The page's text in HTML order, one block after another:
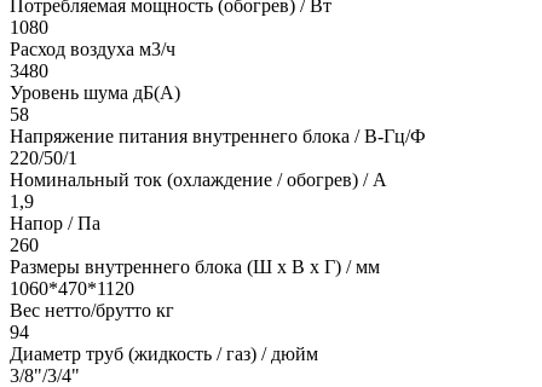
Потребляемая мощность (обогрев) / Вт
1080
Расход воздуха м3/ч
3480
Уровень шума дБ(А)
58
Напряжение питания внутреннего блока / В-Гц/Ф
220/50/1
Номинальный ток (охлаждение / обогрев) / A
1,9
Напор / Па
260
Размеры внутреннего блока (Ш х В х Г) / мм
1060*470*1120
Вес нетто/брутто кг
94
Диаметр труб (жидкость / газ) / дюйм
3/8"/3/4"